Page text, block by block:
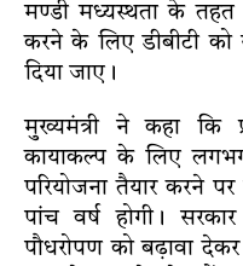
मण्डी मध्यस्थता के तहत
करने के लिए डीबीटी
दिया जाए।
मुख्यमंत्री ने कहा कि
कायाकल्प के लिए
परियोजना तैयार करने
पांच वर्ष होगी।
पौधरोपण को बढ़ावा